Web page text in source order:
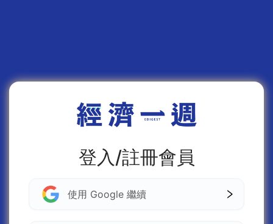
登入/註冊會員
使用 Google 繼續